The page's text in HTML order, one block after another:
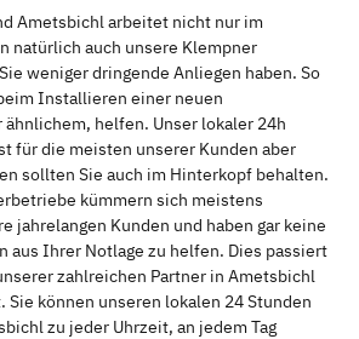
Ametsbichl arbeitet nicht nur im
natürlich auch unsere Klempner
weniger dringende Anliegen haben. So
Installieren einer neuen
ähnlichem, helfen. Unser lokaler 24h
für die meisten unserer Kunden aber
sollten Sie auch im Hinterkopf behalten.
kümmern sich meistens
jahrelangen Kunden und haben gar keine
aus Ihrer Notlage zu helfen. Dies passiert
zahlreichen Partner in Ametsbichl
Sie können unseren lokalen 24 Stunden
zu jeder Uhrzeit, an jedem Tag